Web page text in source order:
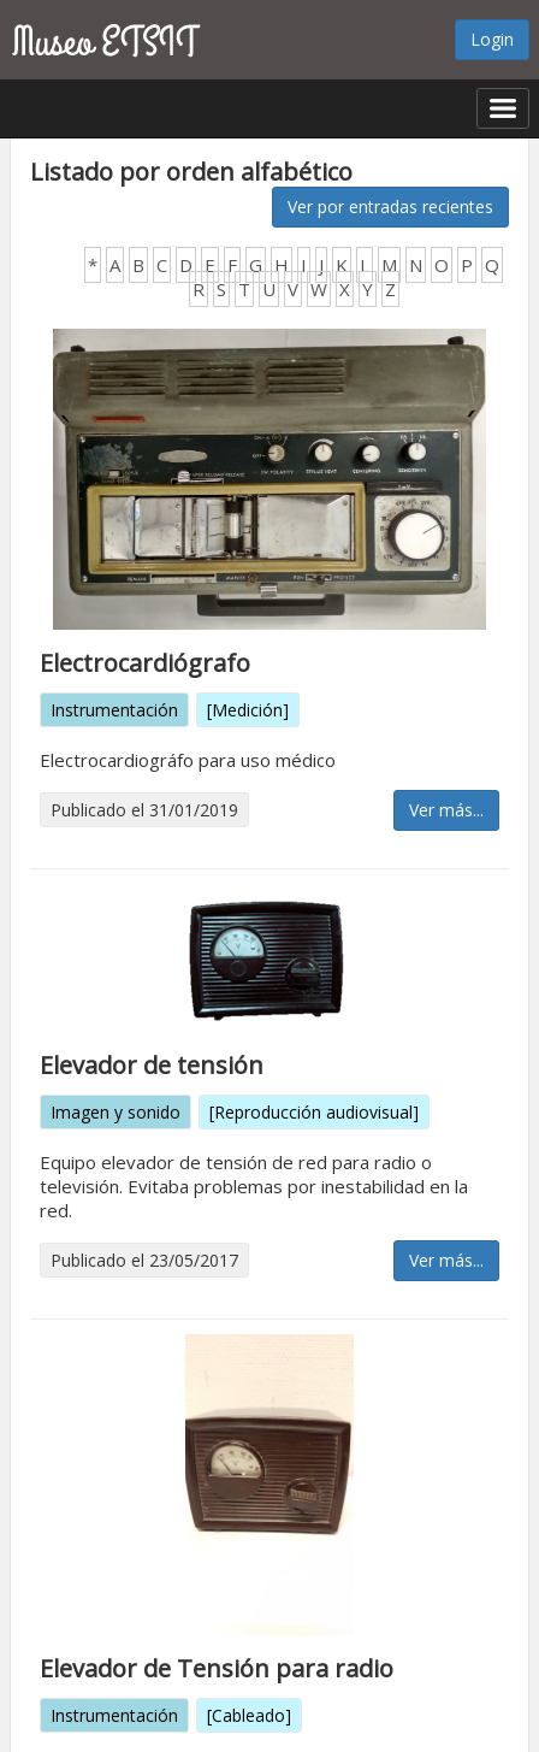
Login
Listado por orden alfabético
Ver por entradas recientes
* A B C D E F G H I J K L M N O P Q
R S T U V W X Y Z
Electrocardiógrafo
Instrumentación [Medición]
Electrocardiográfo para uso médico
Publicado el 31/01/2019 Ver más...
Elevador de tensión
Imagen y sonido [Reproducción audiovisual]
Equipo elevador de tensión de red para radio o
televisión. Evitaba problemas por inestabilidad en la
red.
Publicado el 23/05/2017 Ver más...
Elevador de Tensión para radio
Instrumentación [Cableado]